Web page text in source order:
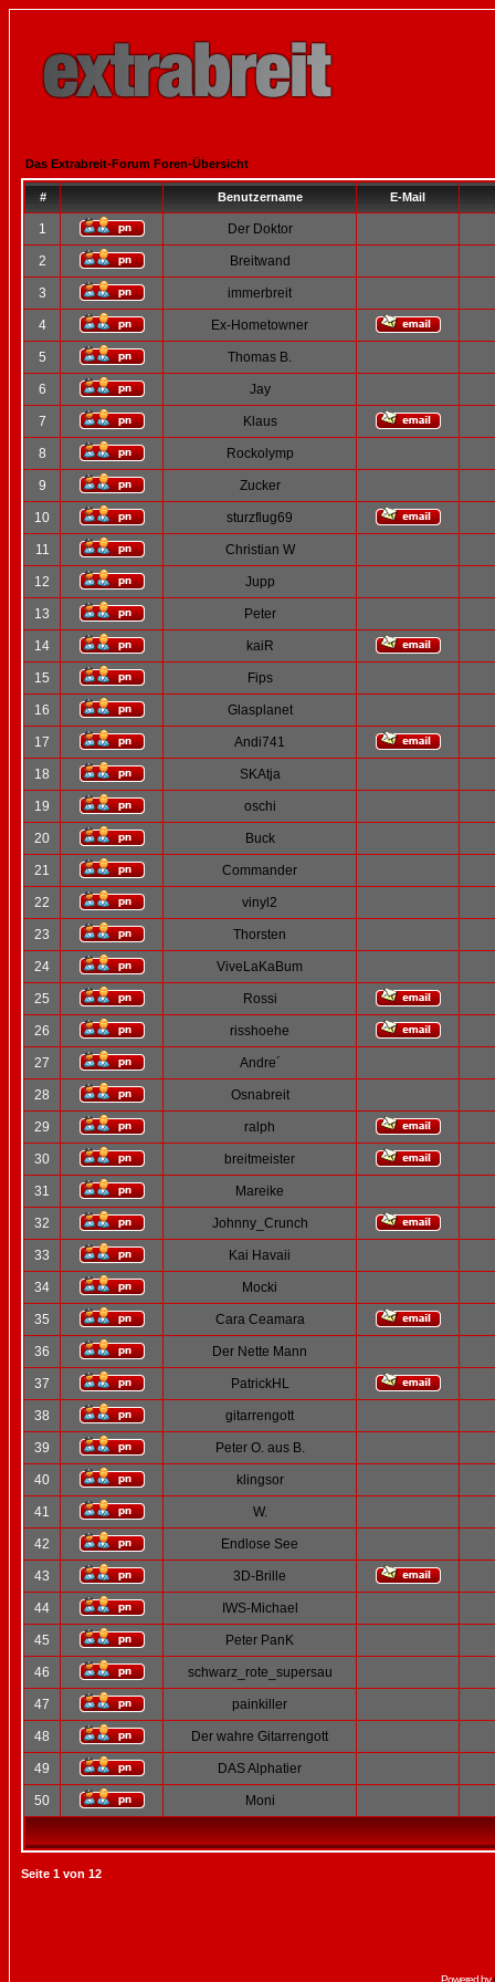
Das Extrabreit-Forum Foren-Übersicht
# Benutzername E-Mail
1 Der Doktor
2 Breitwand
3 immerbreit
4 Ex-Hometowner
5 Thomas B.
6 Jay
7 Klaus
8 Rockolymp
9 Zucker
10 sturzflug69
11 Christian W
12 Jupp
13 Peter
14 kaiR
15 Fips
16 Glasplanet
17 Andi741
18 SKAtja
19 oschi
20 Buck
21 Commander
22 vinyl2
23 Thorsten
24 ViveLaKaBum
25 Rossi
26 risshoehe
27 Andre´
28 Osnabreit
29 ralph
30 breitmeister
31 Mareike
32 Johnny_Crunch
33 Kai Havaii
34 Mocki
35 Cara Ceamara
36 Der Nette Mann
37 PatrickHL
38 gitarrengott
39 Peter O. aus B.
40 klingsor
41 W.
42 Endlose See
43 3D-Brille
44 IWS-Michael
45 Peter PanK
46 schwarz_rote_supersau
47 painkiller
48 Der wahre Gitarrengott
49 DAS Alphatier
50 Moni
Seite 1 von 12
Powered by